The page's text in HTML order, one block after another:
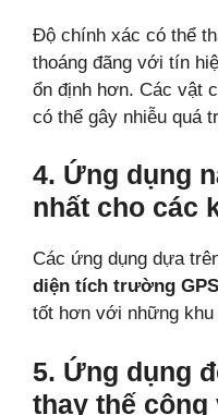
Độ chính xác có thể
thoáng đãng với tín
ổn định hơn. Các vật
có thể gây nhiễu quá
4. Ứng dụng
nhất cho các
Các ứng dụng dựa
diện tích trường GPS
tốt hơn với những
5. Ứng dụng
thay thế công